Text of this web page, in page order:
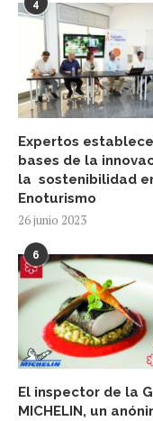
4
Expertos
bases de la
la sostenibilidad
Enoturismo
26 junio 2023
6
El inspector de la
MICHELIN, un